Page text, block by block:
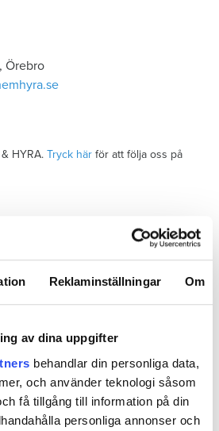
Reklaminställningar Om
av dina uppgifter
behandlar din personliga data,
och använder teknologi såsom
få tillgång till information på din
personliga annonser och
Örebro
HYRA. Tryck här för att följa oss på
efter vattenskada i Varberg
del i hemförsäkringen
om spricka i
efter 30 år